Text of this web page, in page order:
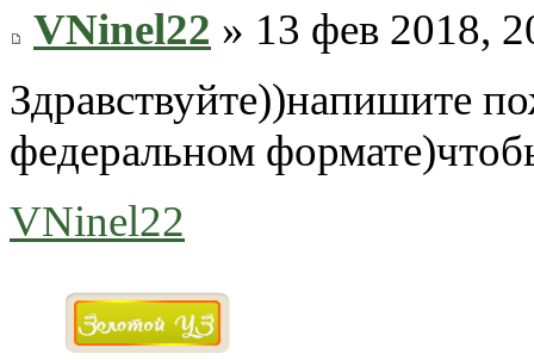
VNinel22 » 13 фев 2018,
Здравствуйте))напишите
федеральном
VNinel22